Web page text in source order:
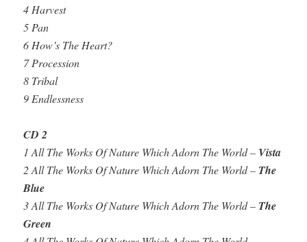
4 Harvest
5 Pan
6 How’s The Heart?
7 Procession
8 Tribal
9 Endlessness
CD 2
1 All The Works Of Nature Which Adorn The World – Vista
2 All The Works Of Nature Which Adorn The World – The
Blue
3 All The Works Of Nature Which Adorn The World – The
Green